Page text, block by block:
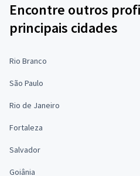
Encontre outros
principais cidades
Rio Branco
São Paulo
Rio de Janeiro
Fortaleza
Salvador
Goiânia